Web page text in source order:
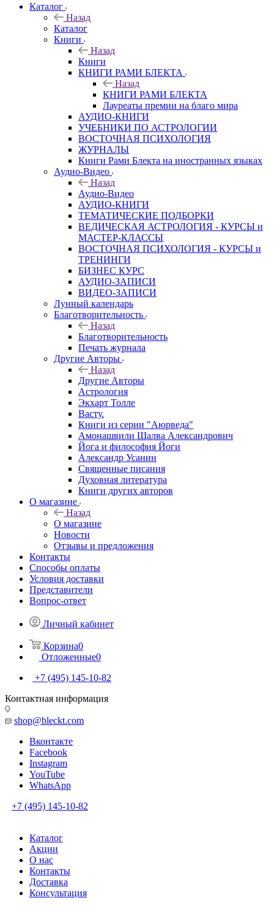
Каталог
Назад
Каталог
Книги
Назад
Книги
КНИГИ РАМИ БЛЕКТА
Назад
КНИГИ РАМИ БЛЕКТА
Лауреаты премии на благо мира
АУДИО-КНИГИ
УЧЕБНИКИ ПО АСТРОЛОГИИ
ВОСТОЧНАЯ ПСИХОЛОГИЯ
ЖУРНАЛЫ
Книги Рами Блекта на иностранных языках
Аудио-Видео
Назад
Аудио-Видео
АУДИО-КНИГИ
ТЕМАТИЧЕСКИЕ ПОДБОРКИ
ВЕДИЧЕСКАЯ АСТРОЛОГИЯ - КУРСЫ и
МАСТЕР-КЛАССЫ
ВОСТОЧНАЯ ПСИХОЛОГИЯ - КУРСЫ и
ТРЕНИНГИ
БИЗНЕС КУРС
АУДИО-ЗАПИСИ
ВИДЕО-ЗАПИСИ
Лунный календарь
Благотворительность
Назад
Благотворительность
Печать журнала
Другие Aвторы
Назад
Другие Aвторы
Астрология
Экхарт Толле
Васту.
Книги из серии "Аюрведа"
Амонашвили Шалва Александрович
Йога и философия Йоги
Александр Усанин
Священные писания
Духовная литература
Книги других авторов
О магазине
Назад
О магазине
Новости
Отзывы и предложения
Контакты
Способы оплаты
Условия доставки
Представители
Вопрос-ответ
Личный кабинет
Корзина0
Отложенные0
+7 (495) 145-10-82
Контактная информация
shop@bleckt.com
Вконтакте
Facebook
Instagram
YouTube
WhatsApp
+7 (495) 145-10-82
Каталог
Акции
О нас
Контакты
Доставка
Консультация